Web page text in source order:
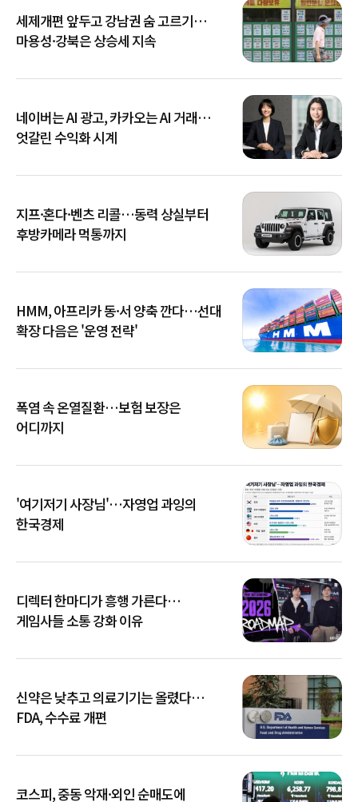
세제개편 앞두고 강남권 숨 고르기…
마용성·강북은 상승세 지속
네이버는 AI 광고, 카카오는 AI 거래…
엇갈린 수익화 시계
지프·혼다·벤츠 리콜…동력 상실부터
후방카메라 먹통까지
HMM, 아프리카 동·서 양축 깐다…선대
확장 다음은 '운영 전략'
폭염 속 온열질환…보험 보장은
어디까지
'여기저기 사장님'…자영업 과잉의
한국경제
디렉터 한마디가 흥행 가른다…
게임사들 소통 강화 이유
신약은 낮추고 의료기기는 올렸다…
FDA, 수수료 개편
코스피, 중동 악재·외인 순매도에